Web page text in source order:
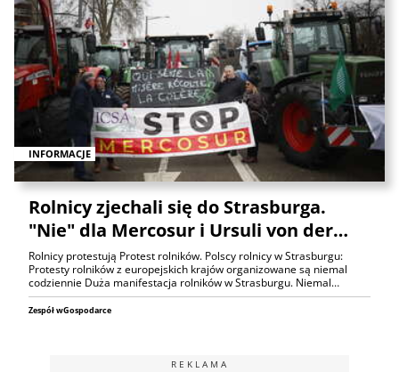
INFORMACJE
Rolnicy zjechali się do Strasburga.
"Nie" dla Mercosur i Ursuli von der…
Rolnicy protestują Protest rolników. Polscy rolnicy w Strasburgu:
Protesty rolników z europejskich krajów organizowane są niemal
codziennie Duża manifestacja rolników w Strasburgu. Niemal…
Zespół wGospodarce
REKLAMA